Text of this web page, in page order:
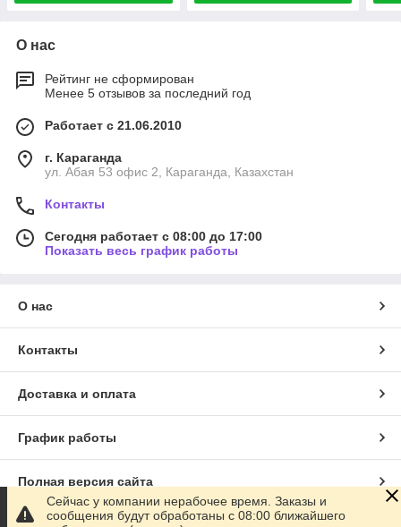
О нас
Рейтинг не сформирован
Менее 5 отзывов за последний год
Работает с 21.06.2010
г. Караганда
ул. Абая 53 офис 2, Караганда, Казахстан
Контакты
Сегодня работает с 08:00 до 17:00
Показать весь график работы
О нас
Контакты
Доставка и оплата
График работы
Полная версия сайта
Сейчас у компании нерабочее время. Заказы и
сообщения будут обработаны с 08:00 ближайшего